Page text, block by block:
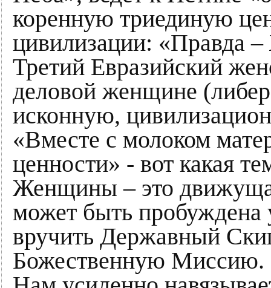
коренную триединую
цивилизации: «Правда
Третий Евразийский
деловой женщине
исконную,
«Вместе с молоком
ценности» - вот какая
Женщины – это
может быть пробуждена
вручить Державный
Божественную Миссию.